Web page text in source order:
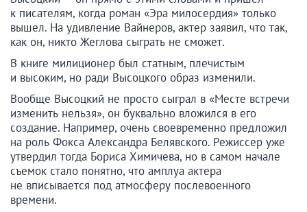
к писателям, когда роман «Эра милосердия» только
вышел. На удивление Вайнеров, актер заявил, что так,
как он, никто Жеглова сыграть не сможет.
В книге милиционер был статным, плечистым
и высоким, но ради Высоцкого образ изменили.
Вообще Высоцкий не просто сыграл в «Месте встречи
изменить нельзя», он буквально вложился в его
создание. Например, очень своевременно предложил
на роль Фокса Александра Белявского. Режиссер уже
утвердил тогда Бориса Химичева, но в самом начале
съемок стало понятно, что амплуа актера
не вписывается под атмосферу послевоенного
времени.